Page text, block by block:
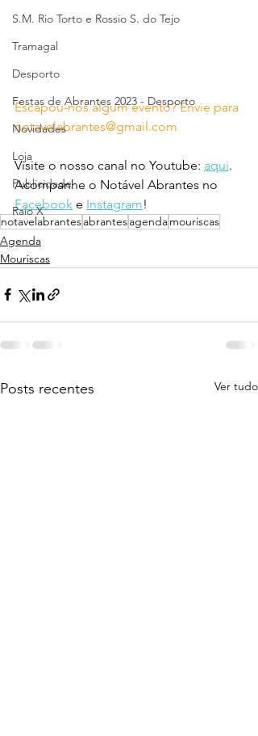
S.M. Rio Torto e Rossio S. do Tejo
Tramagal
Desporto
Festas de Abrantes 2023 - Desporto
Novidades
Loja
Publicidade
Raio X
Escapou-nos algum evento? Envie para
notavelabrantes@gmail.com
Visite o nosso canal no Youtube: aqui.
Acompanhe o Notável Abrantes no
Facebook e Instagram!
notavelabrantesabrantesagendamouriscas
Agenda
Mouriscas
Posts recentes Ver tudo